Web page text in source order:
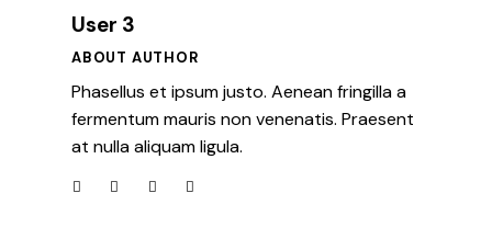
User 3
ABOUT AUTHOR
Phasellus et ipsum justo. Aenean fringilla a
fermentum mauris non venenatis. Praesent
at nulla aliquam ligula.